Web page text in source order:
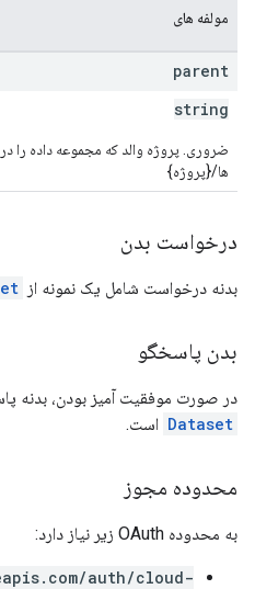
مولفه های
parent
string
ضروری. پروژه والد که مجموعه داده را
ها/{پروژه}
درخواست بدن
بدنه درخواست شامل یک نمونه از
بدن پاسخگو
در صورت موفقیت آمیز بودن، بدنه
Dataset است.
محدوده مجوز
به محدوده OAuth زیر نیاز دارد:
auth/cloud-